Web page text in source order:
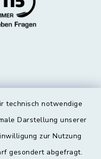
technisch notwendige
Darstellung unserer
zur Nutzung
gesondert abgefragt.